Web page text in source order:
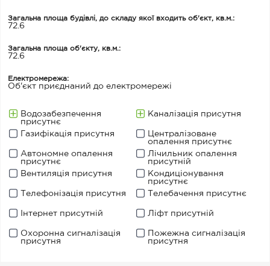
Загальна площа будівлі, до складу якої входить об'єкт, кв.м.:
72.6
Загальна площа об'єкту, кв.м.:
72.6
Електромережа:
Об'єкт приєднаний до електромережі
Водозабезпечення
присутнє
Каналізація присутня
Газифікація присутня
Централізоване
опалення присутнє
Автономне опалення
присутнє
Лічильник опалення
присутній
Вентиляція присутня
Кондиціонування
присутнє
Телефонізація присутня
Телебачення присутнє
Інтернет присутній Ліфт присутній
Охоронна сигналізація
присутня
Пожежна сигналізація
присутня